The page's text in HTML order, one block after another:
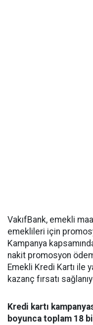
VakıfBank, emekli
emeklileri için
Kampanya
nakit promosyon
Emekli Kredi Kartı ile
kazanç fırsatı
Kredi kartı
boyunca toplam 18